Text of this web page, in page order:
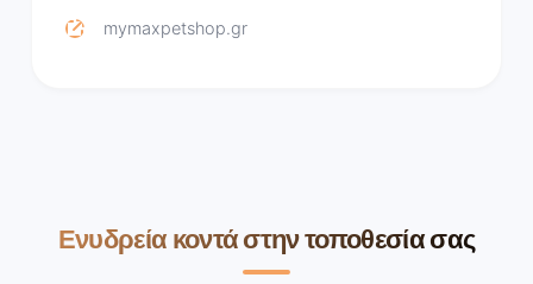
mymaxpetshop.gr
Ενυδρεία κοντά στην τοποθεσία σας